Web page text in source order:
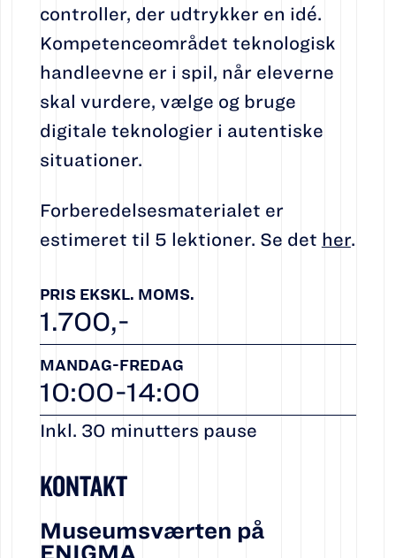
controller, der udtrykker en idé.
Kompetenceområdet teknologisk
handleevne er i spil, når eleverne
skal vurdere, vælge og bruge
digitale teknologier i autentiske
situationer.
Forberedelsesmaterialet er
estimeret til 5 lektioner. Se det her.
PRIS EKSKL. MOMS.
1.700,-
MANDAG-FREDAG
10:00-14:00
Inkl. 30 minutters pause
KONTAKT
Museumsværten på